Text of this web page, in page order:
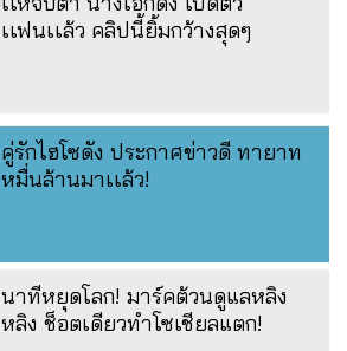
เเฟนเเล้ว คลิปนี้ยิ้มกว้างสุดๆ
คู่รักไฮโซดัง ประกาศข่าวดี ทายาท
หมื่นล้านมาเเล้ว!
นาทีหยุดโลก! มาร์คต้วนดูแลหลิง
หลิง ช็อตเดียวทำโซเชียลแตก!